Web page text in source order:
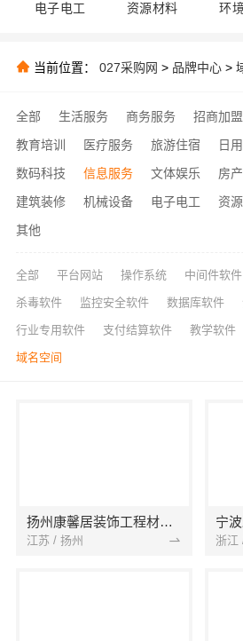
电子电工 资源材料 环
当前位置： 027采购网 > 品牌中心 >
全部 生活服务 商务服务 招商加盟
教育培训
医疗服务 旅游住宿 日
数码科技
信息服务 文体娱乐 房
建筑装修
机械设备 电子电工 资
其他
全部 平台网站 操作系统 中间件软件
杀毒软件 监控安全软件 数据库软件
行业专用软件 支付结算软件 教学软件
域名空间
扬州康馨居装饰工程材料有限公司
江苏 / 扬州 浙江